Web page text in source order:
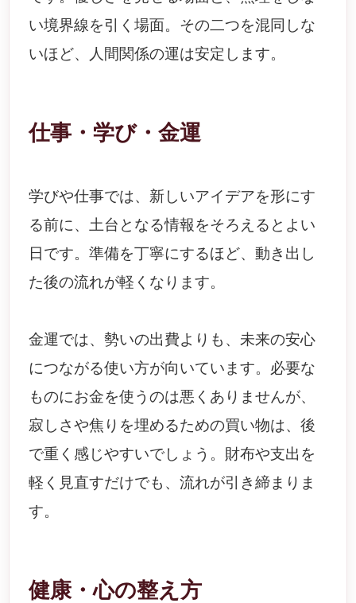
い境界線を引く場面。その二つを混同しな
いほど、人間関係の運は安定します。
仕事・学び・金運
学びや仕事では、新しいアイデアを形にす
る前に、土台となる情報をそろえるとよい
日です。準備を丁寧にするほど、動き出し
た後の流れが軽くなります。
金運では、勢いの出費よりも、未来の安心
につながる使い方が向いています。必要な
ものにお金を使うのは悪くありませんが、
寂しさや焦りを埋めるための買い物は、後
で重く感じやすいでしょう。財布や支出を
軽く見直すだけでも、流れが引き締まりま
す。
健康・心の整え方